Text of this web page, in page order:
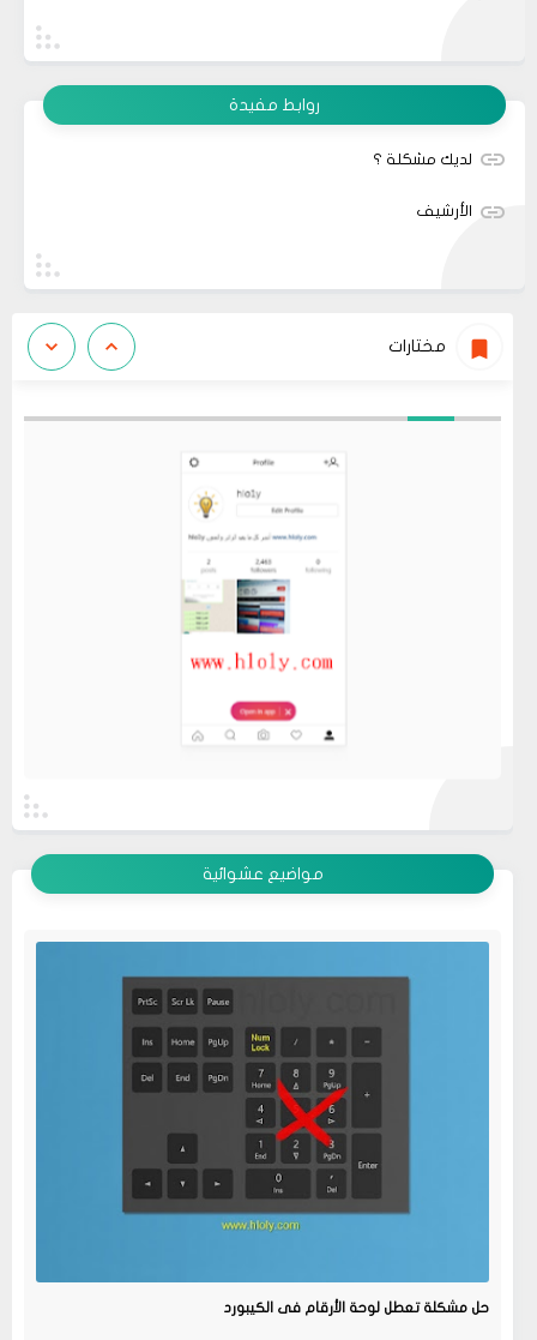
روابط مفيدة
لديك مشكلة ؟
الأرشيف
مختارات
مواضيع عشوائية
حل مشكلة تعطل لوحة الأرقام فى الكيبورد